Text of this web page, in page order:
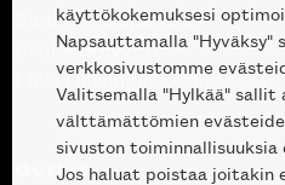
Suunnittelupalvelu
Projektimyynti
Liike Helsingin keskustassa
Outlet
käyttökokemuksesi
Napsauttamalla "Hyväksy"
verkkosivustomme
Valitsemalla "Hylkää" sallit
välttämättömien
sivuston
Jos haluat poistaa joitakin